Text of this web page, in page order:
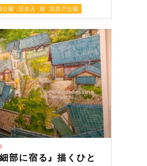
公園 日本人 桜 ,高井戸公園
細部に宿る』描くひと